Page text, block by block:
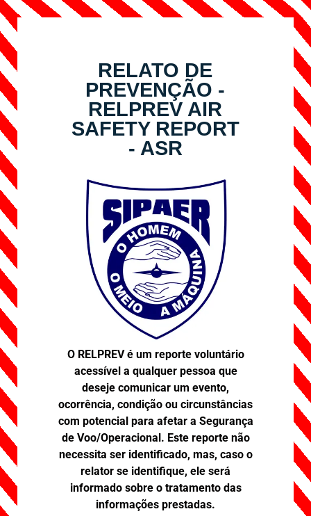
RELATO DE
PREVENÇÃO -
RELPREV AIR
SAFETY REPORT
- ASR
O RELPREV é um reporte voluntário
acessível a qualquer pessoa que
deseje comunicar um evento,
ocorrência, condição ou circunstâncias
com potencial para afetar a Segurança
de Voo/Operacional. Este reporte não
necessita ser identificado, mas, caso o
relator se identifique, ele será
informado sobre o tratamento das
informações prestadas.